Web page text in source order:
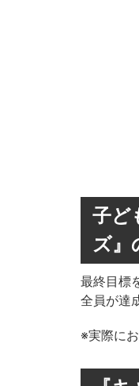
子ど
ズ』
最終目標
全員が達
※実際に